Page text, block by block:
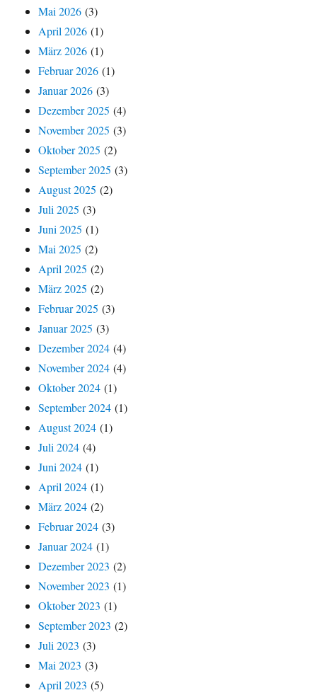
Mai 2026 (3)
April 2026 (1)
März 2026 (1)
Februar 2026 (1)
Januar 2026 (3)
Dezember 2025 (4)
November 2025 (3)
Oktober 2025 (2)
September 2025 (3)
August 2025 (2)
Juli 2025 (3)
Juni 2025 (1)
Mai 2025 (2)
April 2025 (2)
März 2025 (2)
Februar 2025 (3)
Januar 2025 (3)
Dezember 2024 (4)
November 2024 (4)
Oktober 2024 (1)
September 2024 (1)
August 2024 (1)
Juli 2024 (4)
Juni 2024 (1)
April 2024 (1)
März 2024 (2)
Februar 2024 (3)
Januar 2024 (1)
Dezember 2023 (2)
November 2023 (1)
Oktober 2023 (1)
September 2023 (2)
Juli 2023 (3)
Mai 2023 (3)
April 2023 (5)